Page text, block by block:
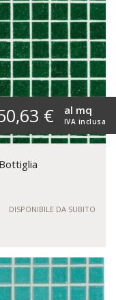
€ IVA inclusa
al mq
DISPONIBILE DA SUBITO